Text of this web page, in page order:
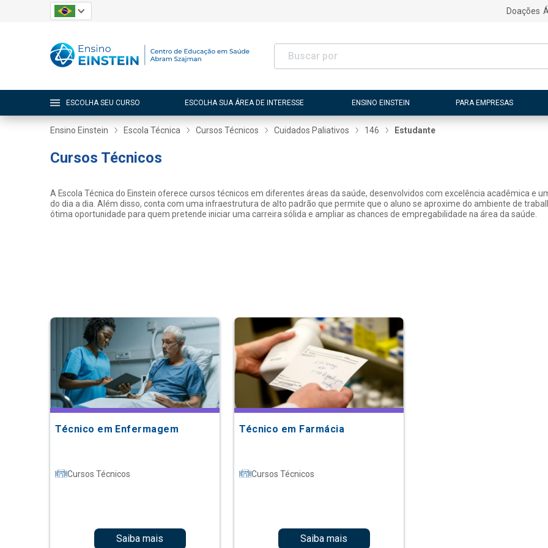
Doações
ESCOLHA SEU CURSO ESCOLHA SUA ÁREA DE INTERESSE ENSINO EINSTEIN PARA EMPRESAS
Ensino Einstein Escola Técnica Cursos Técnicos Cuidados Paliativos 146 Estudante
Cursos Técnicos
A Escola Técnica do Einstein oferece cursos técnicos em diferentes áreas da saúde, desenvolvidos com excelência acadêmica e
do dia a dia. Além disso, conta com uma infraestrutura de alto padrão que permite que o aluno se aproxime do ambiente de
ótima oportunidade para quem pretende iniciar uma carreira sólida e ampliar as chances de empregabilidade na área da saúde.
Técnico em Enfermagem
Cursos Técnicos
Saiba mais
Técnico em Farmácia
Cursos Técnicos
Saiba mais